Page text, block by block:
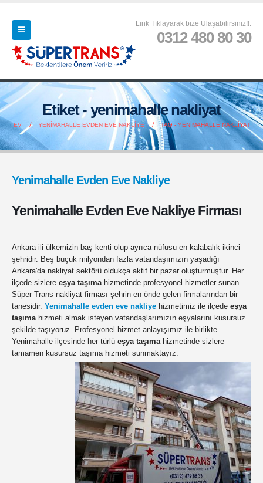
Link Tıklayarak bize Ulaşabilirsiniz!!:
0312 480 80 30
Etiket - yenimahalle nakliyat
EV YENIMAHALLE EVDEN EVE NAKLIYE TAG - YENIMAHALLE NAKLIYAT
Yenimahalle Evden Eve Nakliye
Yenimahalle Evden Eve Nakliye Firması
Ankara ili ülkemizin baş kenti olup ayrıca nüfusu en kalabalık ikinci
şehridir. Beş buçuk milyondan fazla vatandaşımızın yaşadığı
Ankara'da nakliyat sektörü oldukça aktif bir pazar oluşturmuştur. Her
ilçede sizlere eşya taşımahizmetinde profesyonel hizmetler sunan
Süper Trans nakliyat firması şehrin en önde gelen firmalarından bir
tanesidir. Yenimahalle evden eve nakliye hizmetimiz ile ilçede eşya
taşımahizmeti almak isteyen vatandaşlarımızın eşyalarını kusursuz
şekilde taşıyoruz. Profesyonel hizmet anlayışımız ile birlikte
Yenimahalle ilçesinde her türlü eşya taşımahizmetinde sizlere
tamamen kusursuz taşıma hizmeti sunmaktayız.